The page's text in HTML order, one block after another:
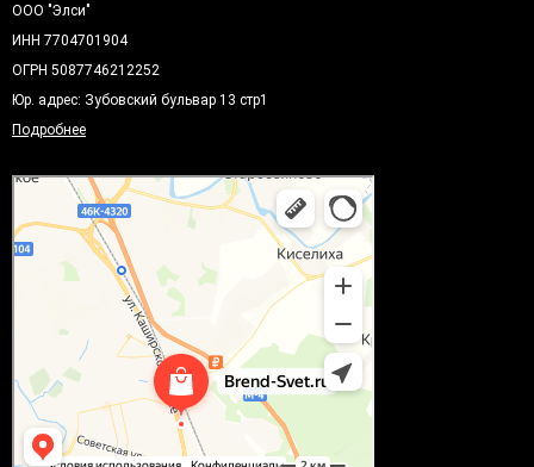
ООО "Элси"
ИНН 7704701904
ОГРН 5087746212252
Юр. адрес: Зубовский бульвар 13 стр1
Подробнее